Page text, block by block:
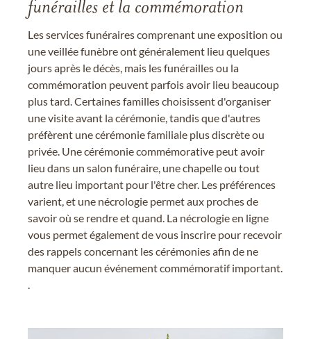
funérailles et la commémoration
Les services funéraires comprenant une exposition ou
une veillée funèbre ont généralement lieu quelques
jours après le décès, mais les funérailles ou la
commémoration peuvent parfois avoir lieu beaucoup
plus tard. Certaines familles choisissent d'organiser
une visite avant la cérémonie, tandis que d'autres
préfèrent une cérémonie familiale plus discrète ou
privée. Une cérémonie commémorative peut avoir
lieu dans un salon funéraire, une chapelle ou tout
autre lieu important pour l'être cher. Les préférences
varient, et une nécrologie permet aux proches de
savoir où se rendre et quand. La nécrologie en ligne
vous permet également de vous inscrire pour recevoir
des rappels concernant les cérémonies afin de ne
manquer aucun événement commémoratif important.